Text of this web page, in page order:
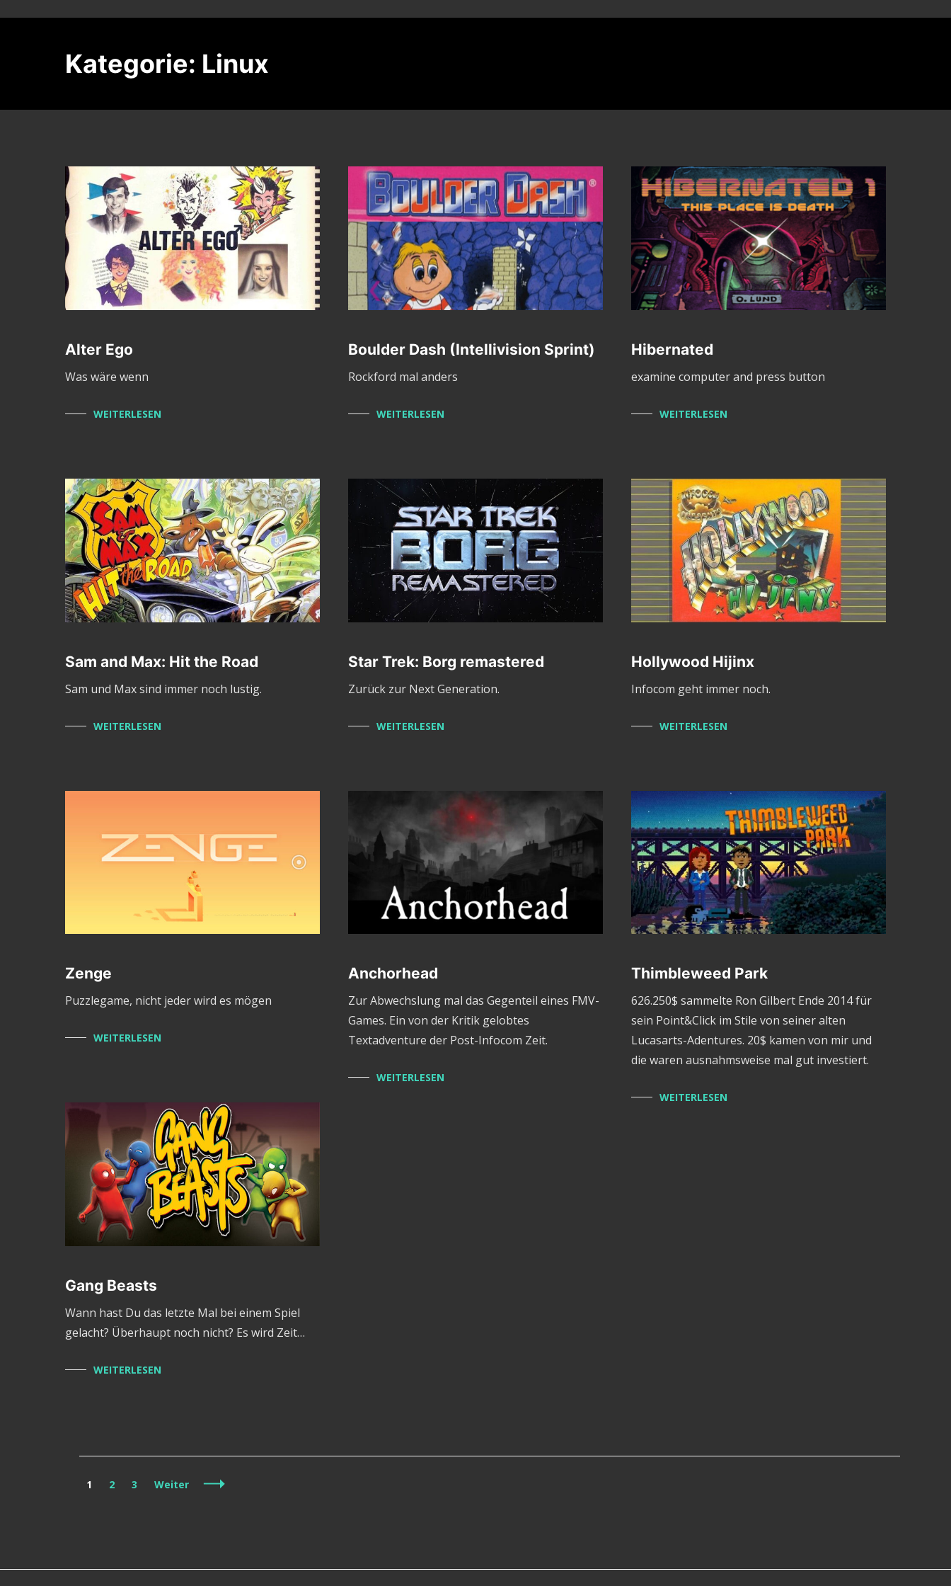
Kategorie: Linux
Alter Ego
Was wäre wenn
WEITERLESEN
Boulder Dash (Intellivision Sprint)
Rockford mal anders
WEITERLESEN
Hibernated
examine computer and press button
WEITERLESEN
Sam and Max: Hit the Road
Sam und Max sind immer noch lustig.
WEITERLESEN
Star Trek: Borg remastered
Zurück zur Next Generation.
WEITERLESEN
Hollywood Hijinx
Infocom geht immer noch.
WEITERLESEN
Zenge
Puzzlegame, nicht jeder wird es mögen
WEITERLESEN
Anchorhead
Zur Abwechslung mal das Gegenteil eines FMV-
Games. Ein von der Kritik gelobtes
Textadventure der Post-Infocom Zeit.
WEITERLESEN
Thimbleweed Park
626.250$ sammelte Ron Gilbert Ende 2014 für
sein Point&Click im Stile von seiner alten
Lucasarts-Adentures. 20$ kamen von mir und
die waren ausnahmsweise mal gut investiert.
WEITERLESEN
Gang Beasts
Wann hast Du das letzte Mal bei einem Spiel
gelacht? Überhaupt noch nicht? Es wird Zeit…
WEITERLESEN
Beitragsnavigation
Seite
1 Seite
2 Seite
3 Weiter